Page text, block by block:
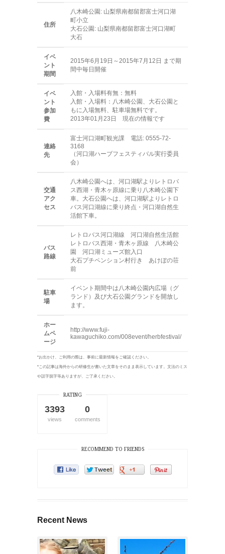
住所
八木崎公園: 山梨県南都留郡富士河口湖
町小立
大石公園: 山梨県南都留郡富士河口湖町
大石
イベ
ント
期間
2015年6月19日～2015年7月12日 まで期
間中毎日開催
イベ
ント
参加
費
入館・入場料有無：無料
入館・入場料：八木崎公園、大石公園と
もに入場無料、駐車場無料です。
2013年01月23日 現在の情報です
連絡
先
富士河口湖町観光課 電話: 0555-72-
3168
（河口湖ハーブフェスティバル実行委員
会）
交通
アク
セス
八木崎公園へは、河口湖駅よりレトロバ
ス西湖・青木ヶ原線に乗り八木崎公園下
車。大石公園へは、河口湖駅よりレトロ
バス河口湖線に乗り終点・河口湖自然生
活館下車。
バス
路線
レトロバス河口湖線 河口湖自然生活館
レトロバス西湖・青木ヶ原線 八木崎公
園 河口湖ミューズ館入口
大石プチペンション村行き あけぼの荘
前
駐車
場
イベント期間中は八木崎公園内広場（グ
ランド）及び大石公園グランドを開放し
ます。
ホー
ムペ
ージ
http://www.fuji-
kawaguchiko.com/008event/herbfestival/
*お出かけ、ご利用の際は、事前に最新情報をご確認ください。
*この記事は海外からの研修生が書いた文章をそのまま表示しています。文法のミス
や誤字脱字等ありますが、ご了承ください。
RATING
3393
views
0
comments
RECOMMEND TO FRIENDS
Recent News